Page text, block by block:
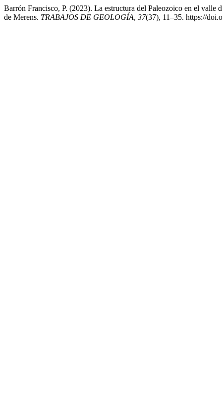
Barrón Francisco, P. (2023). La estructura del Paleozoico en el
de Merens. TRABAJOS DE GEOLOGÍA, 37(37), 11–35. https://